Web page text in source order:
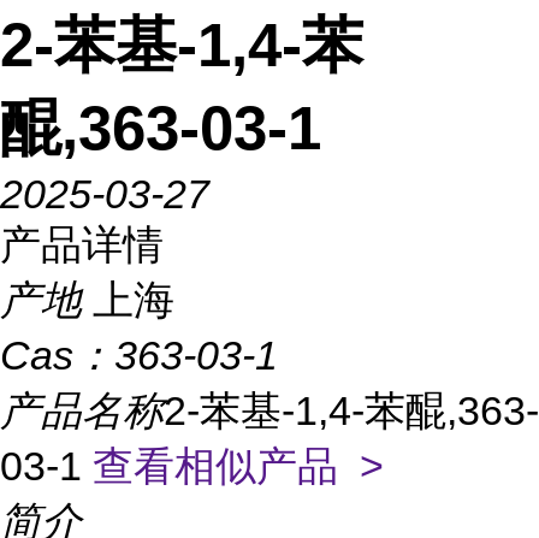
2-苯基-1,4-苯
醌,363-03-1
2025-03-27
产品详情
产地
上海
Cas： 363-03-1
产品名称2-苯基-1,4-苯醌,363-
03-1 查看相似产品 >
简介